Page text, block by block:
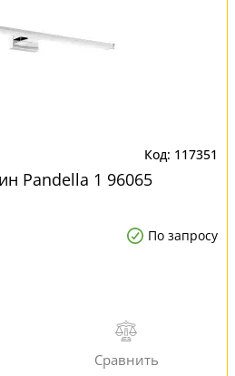
117351
Pandella 1 96065
По запросу